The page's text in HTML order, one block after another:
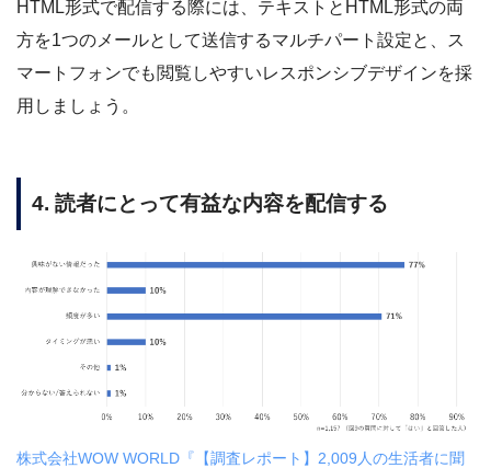
HTML形式で配信する際には、テキストとHTML形式の両
方を1つのメールとして送信するマルチパート設定と、ス
マートフォンでも閲覧しやすいレスポンシブデザインを採
用しましょう。
4. 読者にとって有益な内容を配信する
株式会社WOW WORLD『【調査レポート】2,009人の生活者に聞